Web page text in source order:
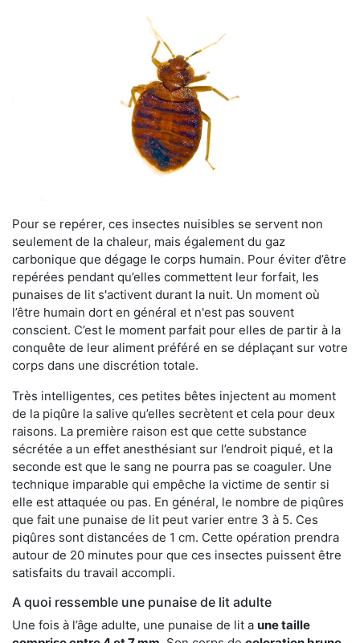
Pour se repérer, ces insectes nuisibles se servent non
seulement de la chaleur, mais également du gaz
carbonique que dégage le corps humain. Pour éviter d’être
repérées pendant qu’elles commettent leur forfait, les
punaises de lit s'activent durant la nuit. Un moment où
l’être humain dort en général et n'est pas souvent
conscient. C’est le moment parfait pour elles de partir à la
conquête de leur aliment préféré en se déplaçant sur votre
corps dans une discrétion totale.
Très intelligentes, ces petites bêtes injectent au moment
de la piqûre la salive qu’elles secrètent et cela pour deux
raisons. La première raison est que cette substance
sécrétée a un effet anesthésiant sur l’endroit piqué, et la
seconde est que le sang ne pourra pas se coaguler. Une
technique imparable qui empêche la victime de sentir si
elle est attaquée ou pas. En général, le nombre de piqûres
que fait une punaise de lit peut varier entre 3 à 5. Ces
piqûres sont distancées de 1 cm. Cette opération prendra
autour de 20 minutes pour que ces insectes puissent être
satisfaits du travail accompli.
A quoi ressemble une punaise de lit adulte
Une fois à l’âge adulte, une punaise de lit a une taille